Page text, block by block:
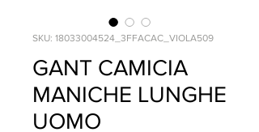
SKU: 18033004524_3FFACAC_VIOLA509
GANT CAMICIA
MANICHE LUNGHE
UOMO